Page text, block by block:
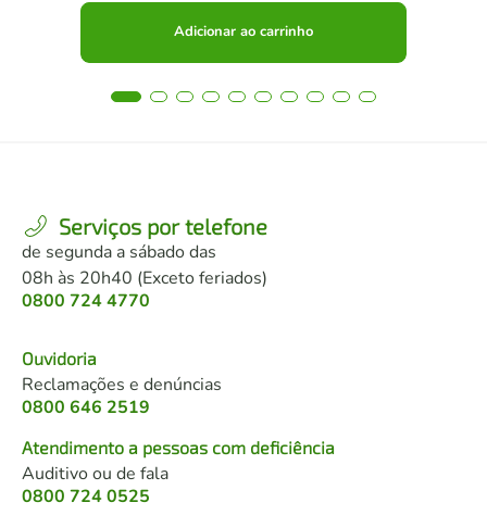
Adicionar ao carrinho
Serviços por telefone
de segunda a sábado das
08h às 20h40 (Exceto feriados)
0800 724 4770
Ouvidoria
Reclamações e denúncias
0800 646 2519
Atendimento a pessoas com deficiência
Auditivo ou de fala
0800 724 0525